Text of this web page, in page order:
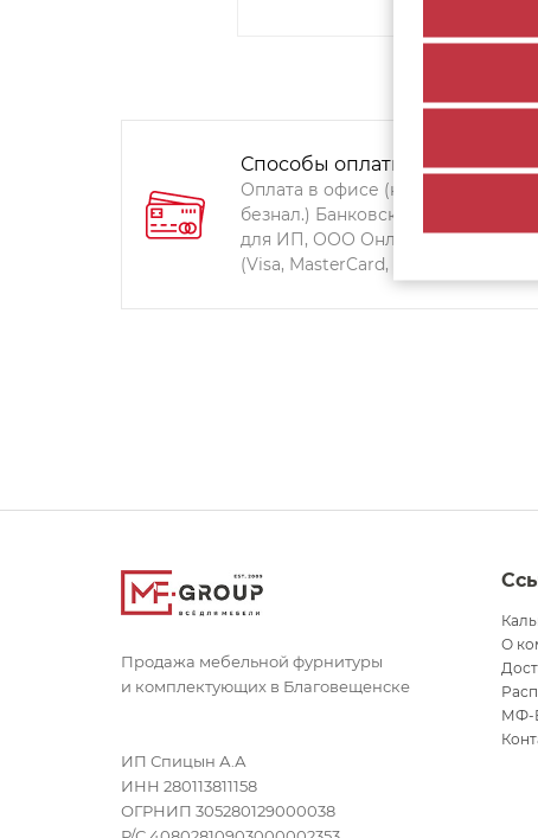
Способы оплаты:
Оплата в офисе (наличными,
безнал.) Банковский перевод
для ИП, ООО Онлайн-оплата
(Visa, MasterCard, Мир)
Продажа мебельной фурнитуры
и комплектующих в Благовещенске
ИП Спицын А.А
ИНН 280113811158
ОГРНИП 305280129000038
О
МФ-